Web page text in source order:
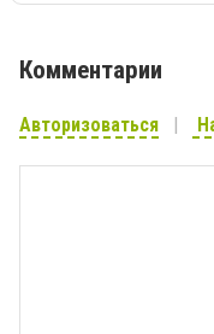
Комментарии
Авторизоваться